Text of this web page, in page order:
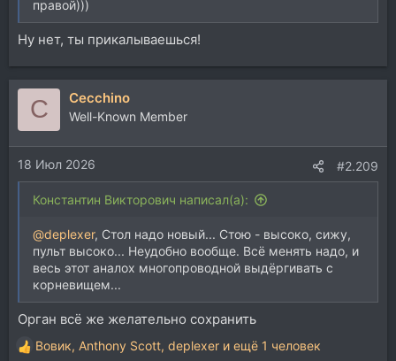
правой)))
Ну нет, ты прикалываешься!
C Cecchino
Well-Known Member
18 Июл 2026 #2.209
Константин Викторович написал(а):
@deplexer, Стол надо новый... Стою - высоко, сижу,
пульт высоко... Неудобно вообще. Всё менять надо, и
весь этот аналох многопроводной выдёргивать с
корневищем...
Орган всё же желательно сохранить
Р Вовик, Anthony Scott, deplexer и ещё 1 человек